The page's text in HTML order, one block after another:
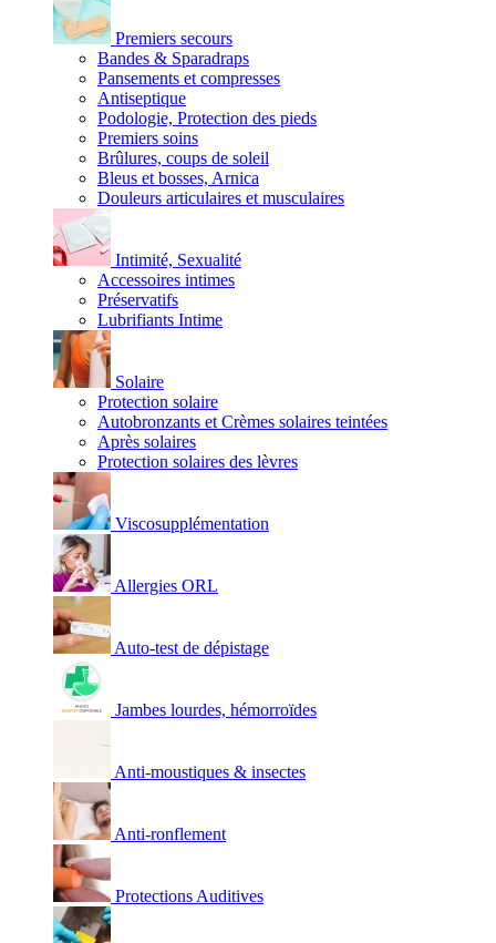
Premiers secours
Bandes & Sparadraps
Pansements et compresses
Antiseptique
Podologie, Protection des pieds
Premiers soins
Brûlures, coups de soleil
Bleus et bosses, Arnica
Douleurs articulaires et musculaires
Intimité, Sexualité
Accessoires intimes
Préservatifs
Lubrifiants Intime
Solaire
Protection solaire
Autobronzants et Crèmes solaires teintées
Après solaires
Protection solaires des lèvres
Viscosupplémentation
Allergies ORL
Auto-test de dépistage
Jambes lourdes, hémorroïdes
Anti-moustiques & insectes
Anti-ronflement
Protections Auditives